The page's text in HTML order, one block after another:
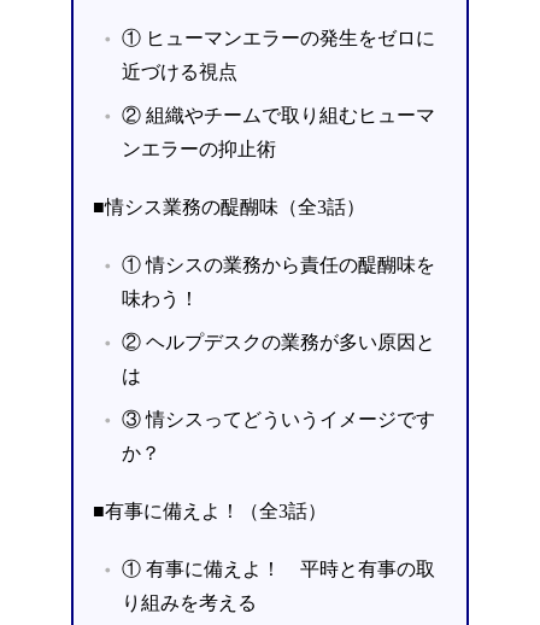
① ヒューマンエラーの発生をゼロに
近づける視点
② 組織やチームで取り組むヒューマ
ンエラーの抑止術
■情シス業務の醍醐味（全3話）
① 情シスの業務から責任の醍醐味を
味わう！
② ヘルプデスクの業務が多い原因と
は
③ 情シスってどういうイメージです
か？
■有事に備えよ！（全3話）
① 有事に備えよ！ 平時と有事の取
り組みを考える